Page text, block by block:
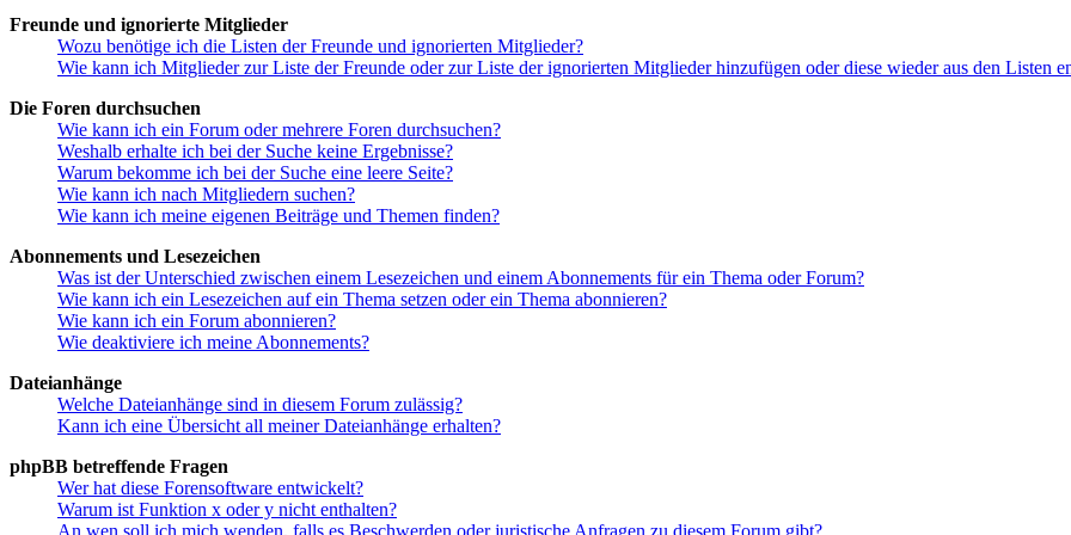
Freunde und ignorierte Mitglieder
Wozu benötige ich die Listen der Freunde und ignorierten Mitglieder?
Wie kann ich Mitglieder zur Liste der Freunde oder zur Liste der ignorierten Mitglieder hinzufügen oder diese wieder aus den Listen
Die Foren durchsuchen
Wie kann ich ein Forum oder mehrere Foren durchsuchen?
Weshalb erhalte ich bei der Suche keine Ergebnisse?
Warum bekomme ich bei der Suche eine leere Seite?
Wie kann ich nach Mitgliedern suchen?
Wie kann ich meine eigenen Beiträge und Themen finden?
Abonnements und Lesezeichen
Was ist der Unterschied zwischen einem Lesezeichen und einem Abonnements für ein Thema oder Forum?
Wie kann ich ein Lesezeichen auf ein Thema setzen oder ein Thema abonnieren?
Wie kann ich ein Forum abonnieren?
Wie deaktiviere ich meine Abonnements?
Dateianhänge
Welche Dateianhänge sind in diesem Forum zulässig?
Kann ich eine Übersicht all meiner Dateianhänge erhalten?
phpBB betreffende Fragen
Wer hat diese Forensoftware entwickelt?
Warum ist Funktion x oder y nicht enthalten?